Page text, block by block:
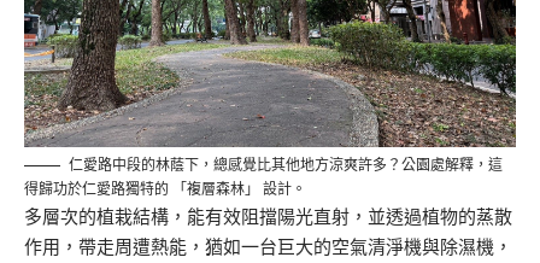
仁愛路中段的林蔭下，總感覺比其他地方涼爽許多？公園處解釋，這
得歸功於仁愛路獨特的 「複層森林」 設計。
多層次的植栽結構，能有效阻擋陽光直射，並透過植物的蒸散
作用，帶走周遭熱能，猶如一台巨大的空氣清淨機與除濕機，